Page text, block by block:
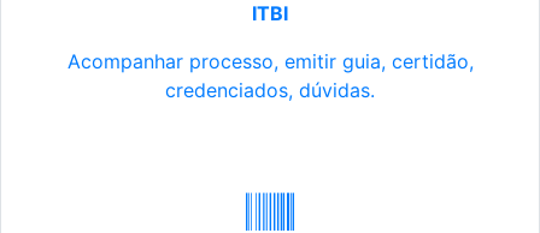
ITBI
Acompanhar processo, emitir guia, certidão,
credenciados, dúvidas.